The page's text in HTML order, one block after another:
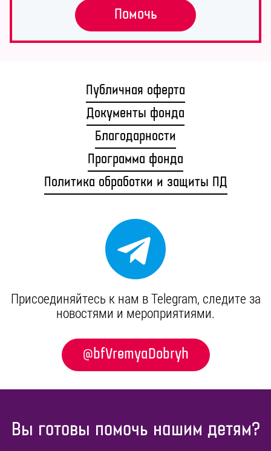
Помочь
Публичная оферта
Документы фонда
Благодарности
Программа фонда
Политика обработки и защиты ПД
Присоединяйтесь к нам в Telegram, cледите за
новостями и мероприятиями.
@bfVremyaDobryh
Вы готовы помочь нашим детям?